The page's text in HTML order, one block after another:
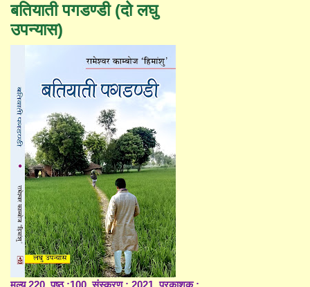
बतियाती पगडण्डी (दो लघु
उपन्यास)